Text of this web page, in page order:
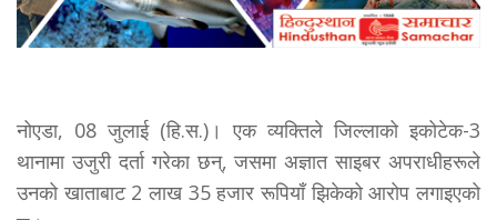
नोएडा, 08 जुलाई (हि.स.)। एक व्यक्तिले जिल्लाको इकोटेक-3
थानामा उजुरी दर्ता गरेका छन्, जसमा अज्ञात साइबर अपराधीहरूले
उनको खाताबाट 2 लाख 35 हजार रूपियाँ झिकेको आरोप लगाइएको